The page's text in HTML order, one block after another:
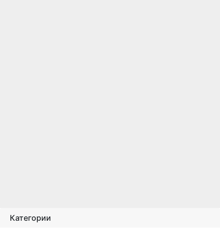
Категории